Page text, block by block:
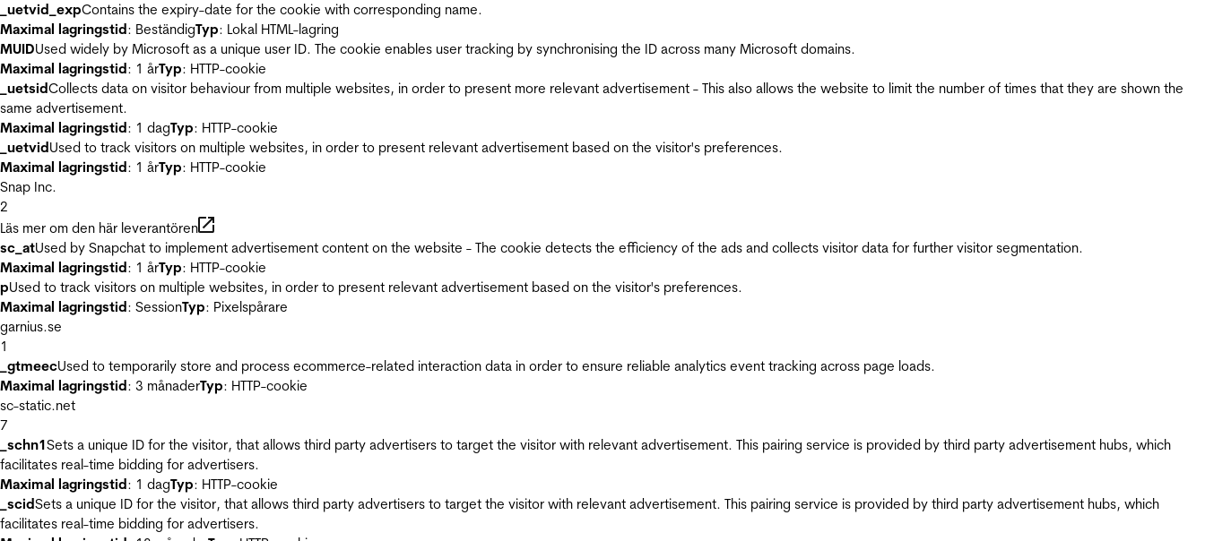
_uetvid_expContains the expiry-date for the cookie with corresponding name.
Maximal lagringstid: BeständigTyp: Lokal HTML-lagring
MUIDUsed widely by Microsoft as a unique user ID. The cookie enables user tracking by synchronising the ID across many Microsoft domains.
Maximal lagringstid: 1 årTyp: HTTP-cookie
_uetsidCollects data on visitor behaviour from multiple websites, in order to present more relevant advertisement - This also allows the website to limit the number of times that they are shown the
same advertisement.
Maximal lagringstid: 1 dagTyp: HTTP-cookie
_uetvidUsed to track visitors on multiple websites, in order to present relevant advertisement based on the visitor's preferences.
Maximal lagringstid: 1 årTyp: HTTP-cookie
Snap Inc.
2
Läs mer om den här leverantören
sc_atUsed by Snapchat to implement advertisement content on the website - The cookie detects the efficiency of the ads and collects visitor data for further visitor segmentation.
Maximal lagringstid: 1 årTyp: HTTP-cookie
pUsed to track visitors on multiple websites, in order to present relevant advertisement based on the visitor's preferences.
Maximal lagringstid: SessionTyp: Pixelspårare
garnius.se
1
_gtmeecUsed to temporarily store and process ecommerce-related interaction data in order to ensure reliable analytics event tracking across page loads.
Maximal lagringstid: 3 månaderTyp: HTTP-cookie
sc-static.net
7
_schn1Sets a unique ID for the visitor, that allows third party advertisers to target the visitor with relevant advertisement. This pairing service is provided by third party advertisement hubs, which
facilitates real-time bidding for advertisers.
Maximal lagringstid: 1 dagTyp: HTTP-cookie
_scidSets a unique ID for the visitor, that allows third party advertisers to target the visitor with relevant advertisement. This pairing service is provided by third party advertisement hubs, which
facilitates real-time bidding for advertisers.